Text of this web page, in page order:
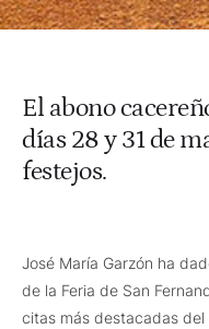
El abono
días 28 y 31 de
festejos.
José María Garzón ha
de la Feria de San
citas más destacadas del